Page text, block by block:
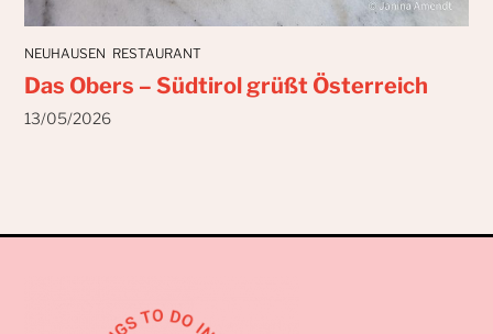
NEUHAUSEN RESTAURANT
Das Obers – Südtirol grüßt Österreich
13/05/2026